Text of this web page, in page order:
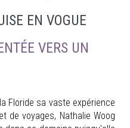
EN VOGUE
VERS UN
Floride sa vaste expérience
de voyages, Nathalie Woog